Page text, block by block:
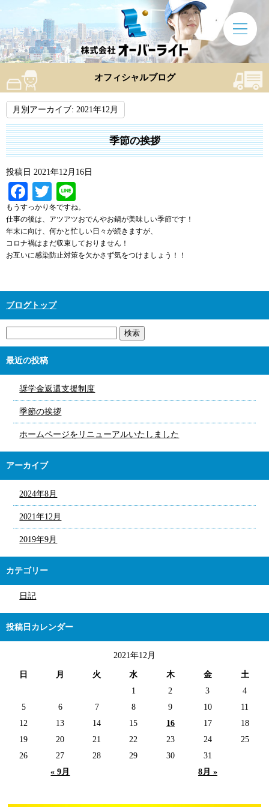
オフィシャルブログ
月別アーカイブ: 2021年12月
季節の挨拶
投稿日 2021年12月16日
Facebook
Twitter
もうすっかり冬ですね。
仕事の後は、アツアツおでんやお鍋が美味しい季節です！
年末に向け、何かと忙しい日々が続きますが、
コロナ禍はまだ収束しておりません！
お互いに感染防止対策を欠かさず気をつけましょう！！
ブログトップ
最近の投稿
奨学金返還支援制度
季節の挨拶
ホームページをリニューアルいたしました
アーカイブ
2024年8月
2021年12月
2019年9月
カテゴリー
日記
投稿日カレンダー
2021年12月
日 月 火 水 木 金 土
« 9月 8月 »
1 2 3
4
5
6 7 8 9 10
11
12
13 14 15 16 17
18
19
20 21 22 23 24
25
26
27 28 29 30 31